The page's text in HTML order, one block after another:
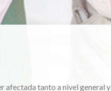
afectada tanto a nivel general y